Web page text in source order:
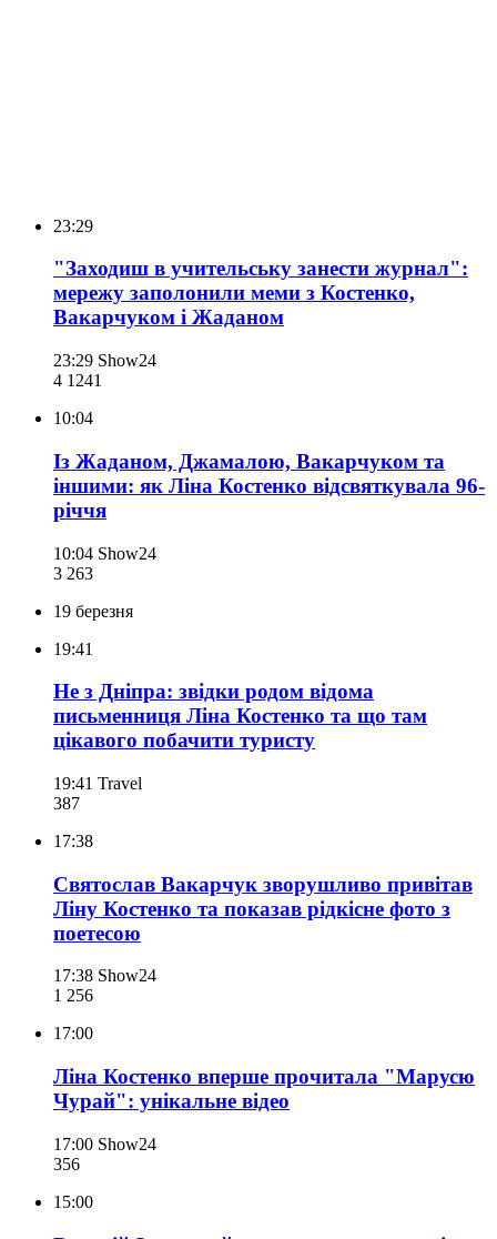
23:29
"Заходиш в учительську занести журнал":
мережу заполонили меми з Костенко,
Вакарчуком і Жаданом
23:29 Show24
4 1241
10:04
Із Жаданом, Джамалою, Вакарчуком та
іншими: як Ліна Костенко відсвяткувала 96-
річчя
10:04 Show24
3 263
19 березня
19:41
Не з Дніпра: звідки родом відома
письменниця Ліна Костенко та що там
цікавого побачити туристу
19:41 Travel
387
17:38
Святослав Вакарчук зворушливо привітав
Ліну Костенко та показав рідкісне фото з
поетесою
17:38 Show24
1 256
17:00
Ліна Костенко вперше прочитала "Марусю
Чурай": унікальне відео
17:00 Show24
356
15:00